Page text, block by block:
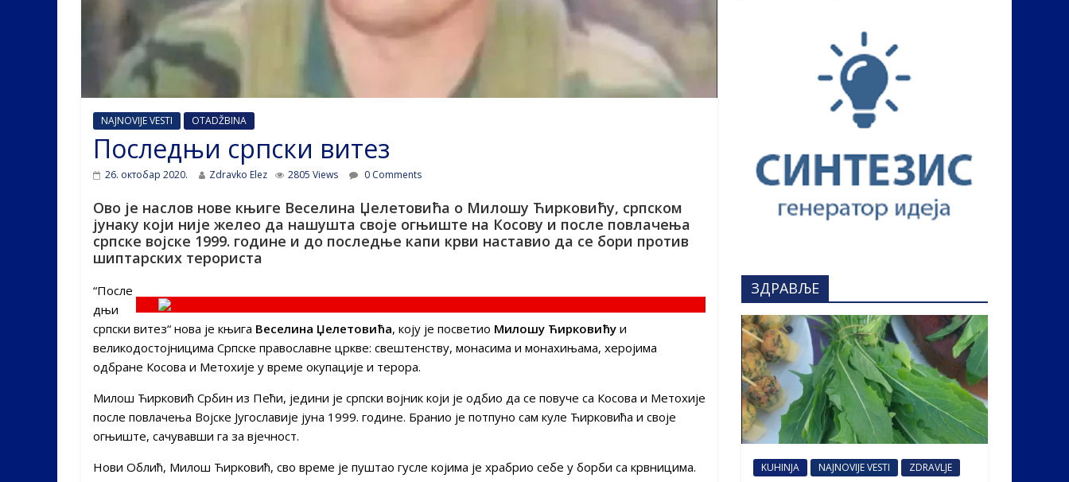
NAJNOVIJE VESTI OTADŽBINA
Последњи српски витез
26. октобар 2020. Zdravko Elez 2805 Views 0 Comments
Ово је наслов нове књиге Веселина Џелетовића о Милошу Ћирковићу, српском
јунаку који није желео да нашушта своје огњиште на Косову и после повлачења
српске војске 1999. године и до последње капи крви наставио да се бори против
шиптарских терориста
“После
дњи
српски витез“ нова је књига Веселина Џелетовићa, коју је посветио Милошу Ћирковићу и
великодостојницима Српске православне цркве: свештенству, монасима и монахињама, херојима
одбране Косова и Метохије у време окупације и терора.
Милош Ћирковић Србин из Пећи, једини је српски војник који је одбио да се повуче са Косова и Метохије
после повлачења Војске Југославије јуна 1999. године. Бранио је потпуно сам куле Ћирковића и своје
огњиште, сачувавши га за вјечност.
Нови Облић, Милош Ћирковић, свo време је пуштао гусле којима је храбрио себе у борби са крвницима.
ЗДРАВЉЕ
KUHINJA NAJNOVIJE VESTI ZDRAVLJE